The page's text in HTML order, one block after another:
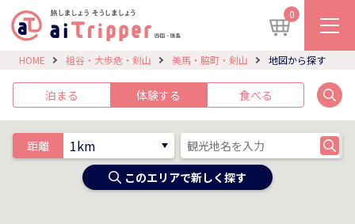
0
HOME 祖谷・大歩危・剣山 美馬・脇町・剣山 地図から探す
泊まる 体験する 食べる
距離
このエリアで新しく探す